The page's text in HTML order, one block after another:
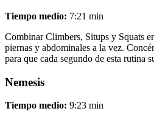
Tiempo medio: 7:21 min
Combinar Climbers, Situps y Squats
piernas y abdominales a la vez.
para que cada segundo de esta rutina
Nemesis
Tiempo medio: 9:23 min